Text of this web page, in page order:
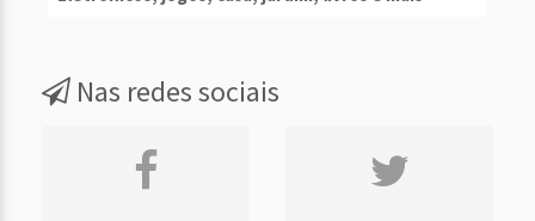
Nas redes sociais